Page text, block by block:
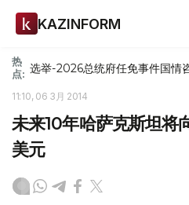
KAZINFORM
热
点: 选举-2026总统府任免事件国情
11:10, 06 3月 2014
未来10年哈萨克斯坦将
美元